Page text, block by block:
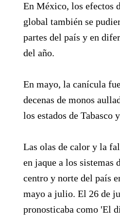
En México, los efectos
global también se
partes del país y en
del año.
En mayo, la canícula
decenas de monos
los estados de Tabasco
Las olas de calor y la
en jaque a los sistemas
centro y norte del país
mayo a julio. El 26 de
pronosticaba como 'El